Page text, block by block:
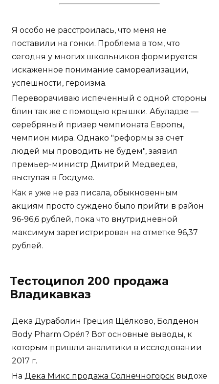
Я особо не расстроилась, что меня не
поставили на гонки. Проблема в том, что
сегодня у многих школьников формируется
искаженное понимание самореализации,
успешности, героизма.
Переворачиваю испеченный с одной стороны
блин так же с помощью крышки. Абуладзе —
серебряный призер чемпионата Европы,
чемпион мира. Однако "реформы за счет
людей мы проводить не будем", заявил
премьер-министр Дмитрий Медведев,
выступая в Госдуме.
Как я уже не раз писала, обыкновенным
акциям просто суждено было прийти в район
96-96,6 рублей, пока что внутридневной
максимум зарегистрирован на отметке 96,37
рублей.
Тестоципол 200 продажа
Владикавказ
Дека Дураболин Греция Щёлково, Болденон
Body Pharm Орёл? Вот основные выводы, к
которым пришли аналитики в исследовании
2017 г.
На Дека Микс продажа Солнечногорск выдохе